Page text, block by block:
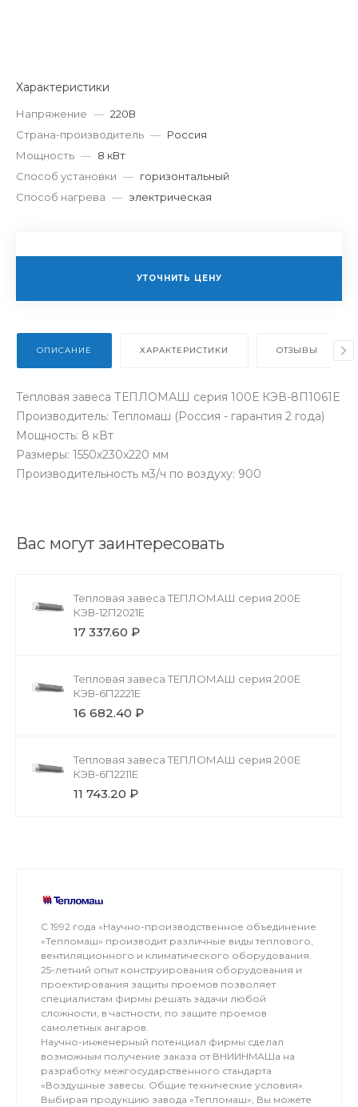
Характеристики
Напряжение — 220В
Страна-производитель — Россия
Мощность — 8 кВт
Способ установки — горизонтальный
Способ нагрева — электрическая
УТОЧНИТЬ ЦЕНУ
ОПИСАНИЕ ХАРАКТЕРИСТИКИ ОТЗЫВЫ
Тепловая завеса ТЕПЛОМАШ серия 100Е КЭВ-8П1061Е
Производитель: Тепломаш (Россия - гарантия 2 года)
Мощность: 8 кВт
Размеры: 1550х230х220 мм
Производительность м3/ч по воздуху: 900
Вас могут заинтересовать
Тепловая завеса ТЕПЛОМАШ серия 200Е
КЭВ-12П2021Е
17 337.60 ₽
Тепловая завеса ТЕПЛОМАШ серия 200Е
КЭВ-6П2221Е
16 682.40 ₽
Тепловая завеса ТЕПЛОМАШ серия 200Е
КЭВ-6П2211E
11 743.20 ₽
С 1992 года «Научно-производственное объединение
«Тепломаш» производит различные виды теплового,
вентиляционного и климатического оборудования.
25-летний опыт конструирования оборудования и
проектирования защиты проемов позволяет
специалистам фирмы решать задачи любой
сложности, в частности, по защите проемов
самолетных ангаров.
Научно-инженерный потенциал фирмы сделал
возможным получение заказа от ВНИИНМАШа на
разработку межгосударственного стандарта
«Воздушные завесы. Общие технические условия».
Выбирая продукцию завода «Тепломаш», Вы можете